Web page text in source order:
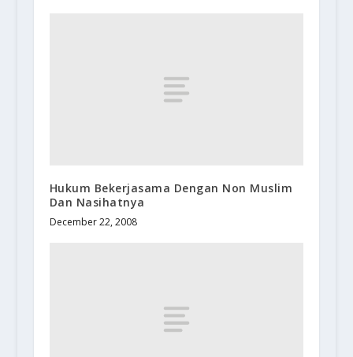
Hukum Bekerjasama Dengan Non Muslim
Dan Nasihatnya
December 22, 2008